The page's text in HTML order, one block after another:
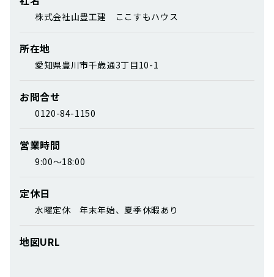
株式会社山豊工建 ここすもハウス
所在地
愛知県豊川市千歳通3丁目10-1
お問合せ
0120-84-1150
営業時間
9:00～18:00
定休日
水曜定休 年末年始、夏季休暇あり
地図URL